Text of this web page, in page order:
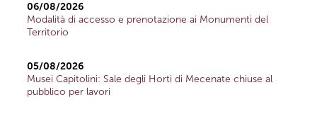
06/08/2026
Modalità di accesso e prenotazione ai Monumenti del
Territorio
05/08/2026
Musei Capitolini: Sale degli Horti di Mecenate chiuse al
pubblico per lavori